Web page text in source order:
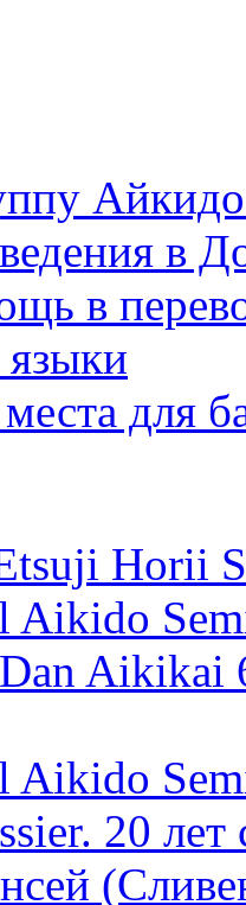
в
в
языки
для
Horii
Aikido
Aikido
20 лет